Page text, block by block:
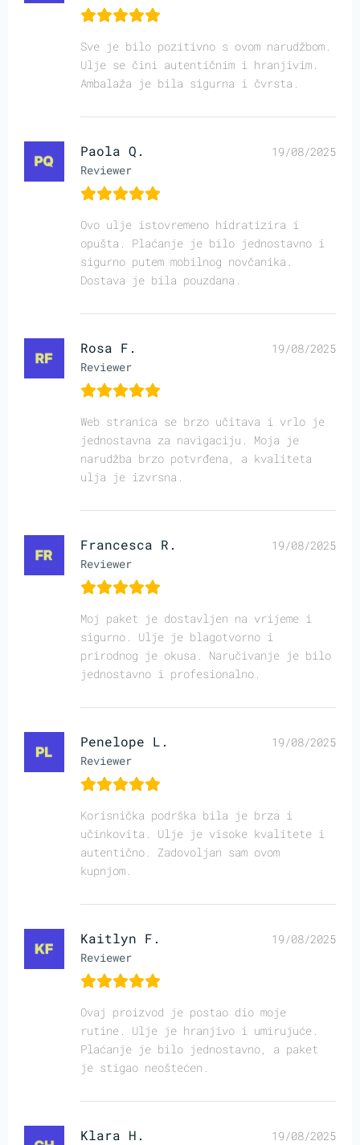
Sve je bilo pozitivno s ovom narudžbom.
Ulje se čini autentičnim i hranjivim.
Ambalaža je bila sigurna i čvrsta.
Paola Q.
Reviewer
19/08/2025
Ovo ulje istovremeno hidratizira i
opušta. Plaćanje je bilo jednostavno i
sigurno putem mobilnog novčanika.
Dostava je bila pouzdana.
Rosa F.
Reviewer
19/08/2025
Web stranica se brzo učitava i vrlo je
jednostavna za navigaciju. Moja je
narudžba brzo potvrđena, a kvaliteta
ulja je izvrsna.
Francesca R.
Reviewer
19/08/2025
Moj paket je dostavljen na vrijeme i
sigurno. Ulje je blagotvorno i
prirodnog je okusa. Naručivanje je bilo
jednostavno i profesionalno.
Penelope L.
Reviewer
19/08/2025
Korisnička podrška bila je brza i
učinkovita. Ulje je visoke kvalitete i
autentično. Zadovoljan sam ovom
kupnjom.
Kaitlyn F.
Reviewer
19/08/2025
Ovaj proizvod je postao dio moje
rutine. Ulje je hranjivo i umirujuće.
Plaćanje je bilo jednostavno, a paket
je stigao neoštećen.
Klara H. 19/08/2025